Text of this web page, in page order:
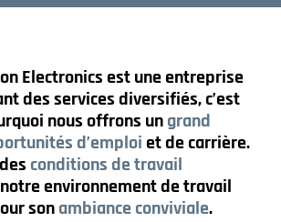
Electronics est une entreprise
des services diversifiés, c’est
nous offrons ungrand
d’emploiet de carrière.
conditions de travail
environnement de travail
sonambiance conviviale.